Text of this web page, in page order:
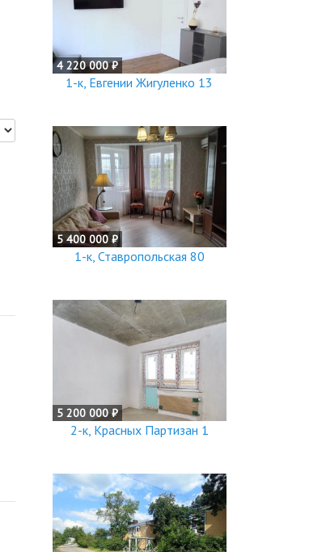
4 220 000 ₽
1-к, Евгении Жигуленко 13
5 400 000 ₽
1-к, Ставропольская 80
5 200 000 ₽
2-к, Красных Партизан 1